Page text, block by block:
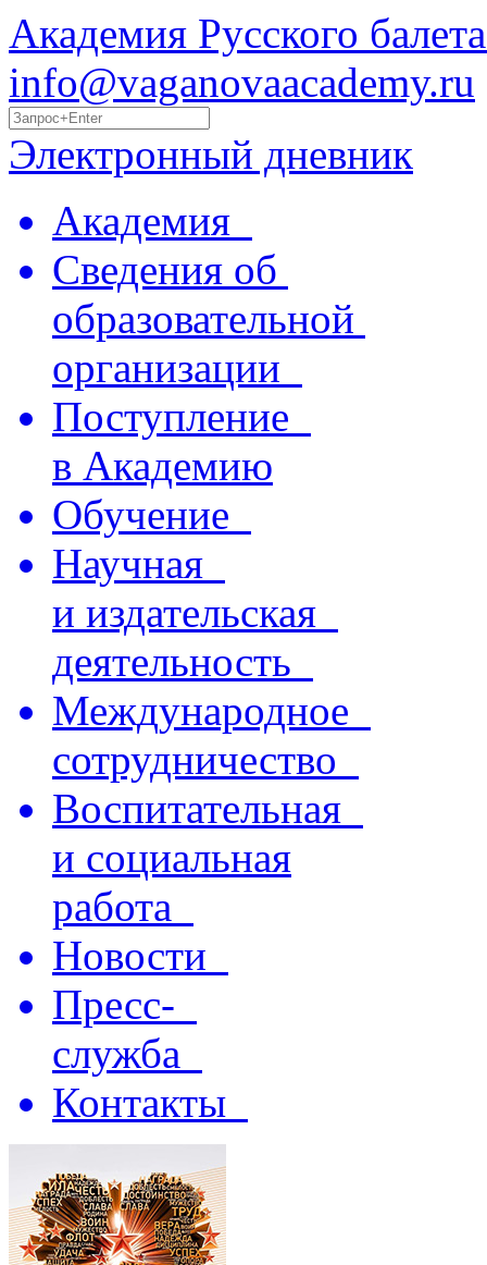
Академия Русского
info@vaganovaacademy.ru
Электронный дневник
Академия
Сведения об
образовательной
организации
Поступление
в Академию
Обучение
Научная
и издательская
деятельность
Международное
сотрудничество
Воспитательная
и социальная
работа
Новости
Пресс-
служба
Контакты